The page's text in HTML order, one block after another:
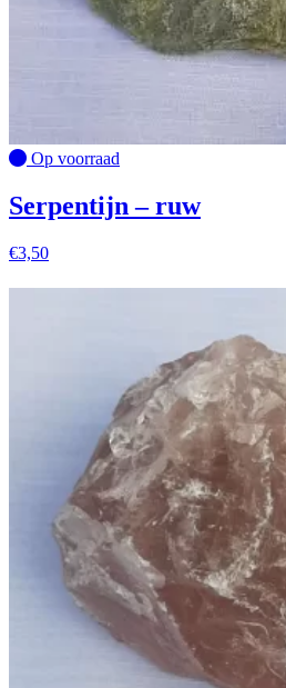
Op voorraad
Serpentijn – ruw
€3,50